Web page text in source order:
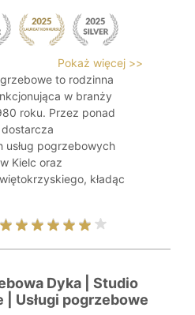
Pokaż więcej >>
to rodzinna
w branży
roku. Przez ponad
usług pogrzebowych
Kielc oraz
kładąc
Dyka | Studio
Usługi pogrzebowe